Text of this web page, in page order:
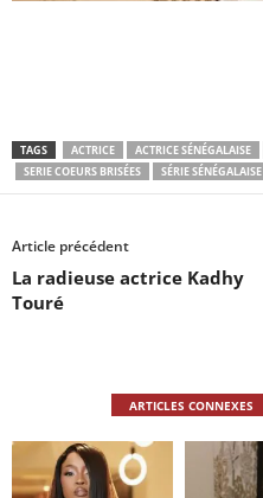
TAGS ACTRICE ACTRICE SÉNÉGALAISE
SERIE COEURS BRISÉES
SÉRIE SÉNÉGALAISE
Article précédent
La radieuse actrice Kadhy
Touré
ARTICLES CONNEXES